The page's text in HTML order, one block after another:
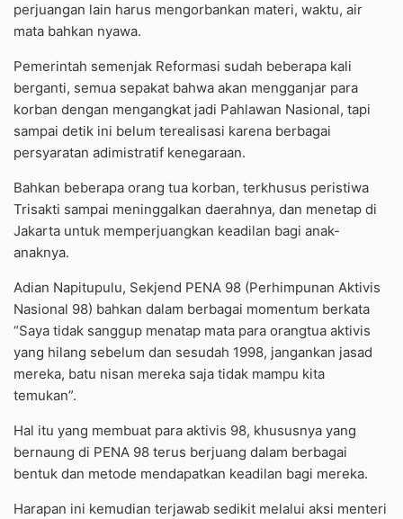
perjuangan lain harus mengorbankan materi, waktu, air
mata bahkan nyawa.
Pemerintah semenjak Reformasi sudah beberapa kali
berganti, semua sepakat bahwa akan mengganjar para
korban dengan mengangkat jadi Pahlawan Nasional, tapi
sampai detik ini belum terealisasi karena berbagai
persyaratan adimistratif kenegaraan.
Bahkan beberapa orang tua korban, terkhusus peristiwa
Trisakti sampai meninggalkan daerahnya, dan menetap di
Jakarta untuk memperjuangkan keadilan bagi anak-
anaknya.
Adian Napitupulu, Sekjend PENA 98 (Perhimpunan Aktivis
Nasional 98) bahkan dalam berbagai momentum berkata
“Saya tidak sanggup menatap mata para orangtua aktivis
yang hilang sebelum dan sesudah 1998, jangankan jasad
mereka, batu nisan mereka saja tidak mampu kita
temukan”.
Hal itu yang membuat para aktivis 98, khususnya yang
bernaung di PENA 98 terus berjuang dalam berbagai
bentuk dan metode mendapatkan keadilan bagi mereka.
Harapan ini kemudian terjawab sedikit melalui aksi menteri